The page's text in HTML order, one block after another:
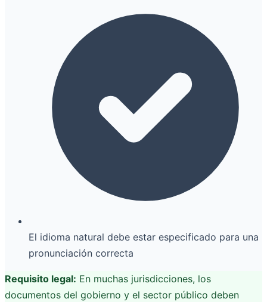
El idioma natural debe estar especificado para una
pronunciación correcta
Requisito legal: En muchas jurisdicciones, los
documentos del gobierno y el sector público deben